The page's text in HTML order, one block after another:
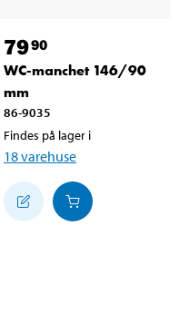
7990
WC-manchet 146/90
mm
86-9035
Findes på lager i
18varehuse